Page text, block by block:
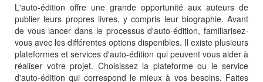
L'auto-édition offre une grande opportunité aux auteurs de
publier leurs propres livres, y compris leur biographie. Avant
de vous lancer dans le processus d'auto-édition, familiarisez-
vous avec les différentes options disponibles. Il existe plusieurs
plateformes et services d'auto-édition qui peuvent vous aider à
réaliser votre projet. Choisissez la plateforme ou le service
d'auto-édition qui correspond le mieux à vos besoins. Faites